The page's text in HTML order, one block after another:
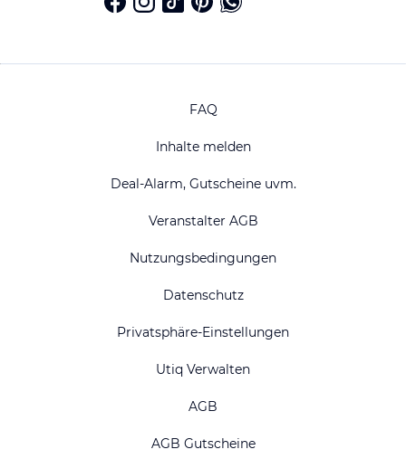
FAQ
Inhalte melden
Deal-Alarm, Gutscheine uvm.
Veranstalter AGB
Nutzungsbedingungen
Datenschutz
Privatsphäre-Einstellungen
Utiq Verwalten
AGB
AGB Gutscheine